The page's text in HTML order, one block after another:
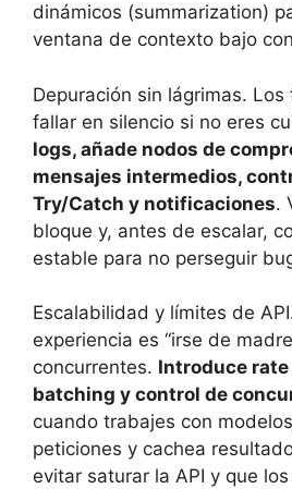
dinámicos (summarization)
ventana de contexto bajo
Depuración sin lágrimas.
fallar en silencio si no eres
logs, añade nodos de
mensajes intermedios,
Try/Catch y notificaciones.
bloque y, antes de escalar,
estable para no perseguir
Escalabilidad y límites de
experiencia es “irse de
concurrentes. Introduce
batching y control de
cuando trabajes con
peticiones y cachea
evitar saturar la API y que